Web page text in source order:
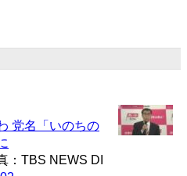
党名「いのちの
：TBS NEWS DI